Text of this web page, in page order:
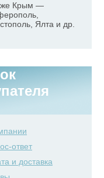
Крым —
Ялта и др.
ответ
и доставка